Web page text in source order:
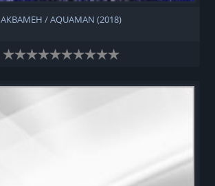
АКВАМЕН / AQUAMAN (2018)